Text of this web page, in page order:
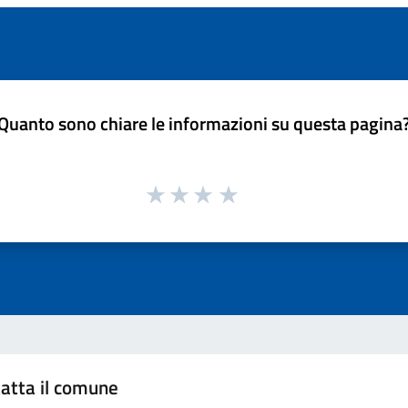
sono chiare le informazioni su questa
il comune